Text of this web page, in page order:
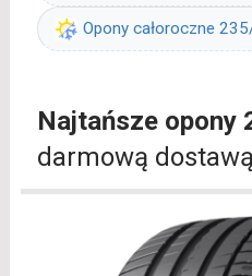
Opony całoroczne
Najtańsze opony
darmową dostawą